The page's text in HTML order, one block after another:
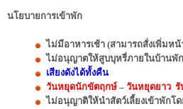
นโยบายการเข้าพัก
ไม่มีอาหารเช้า (สามารถสั่งเพิ่มหน้
ไม่อนุญาตให้สูบบุหรี่ภายในบ้านพัก
เสียงดังได้ทั้งคืน
วันหยุดนักขัตฤกษ์ – วันหยุดยาว
ไม่อนุญาติให้นำสัตว์เลี้ยงเข้าพักโ